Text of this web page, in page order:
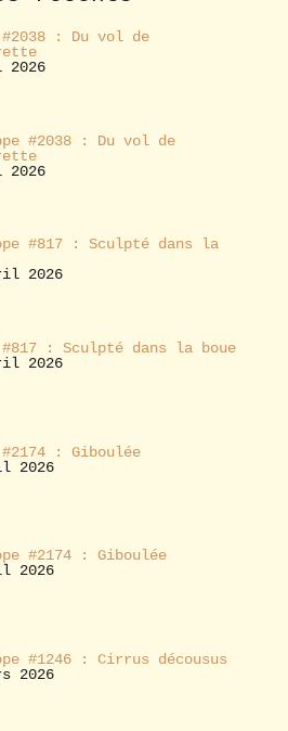
#2038 : Du vol de
2026
#2038 : Du vol de
2026
#817 : Sculpté dans la
2026
#817 : Sculpté dans la boue
2026
: Giboulée
2026
#2174 : Giboulée
2026
#1246 : Cirrus décousus
2026